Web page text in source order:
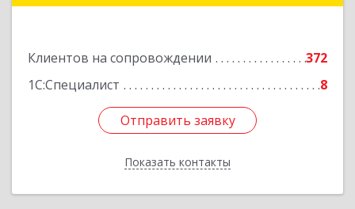
Клиентов на сопровождении
372
1С:Специалист
8
Отправить заявку
Показать контакты
Отправить заявку
Назад